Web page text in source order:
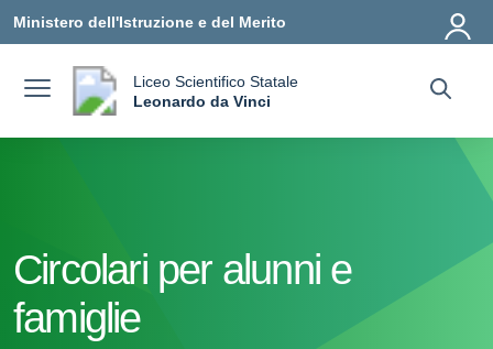
Ministero dell'Istruzione e del Merito
Liceo Scientifico Statale
Leonardo da Vinci
Circolari per alunni e
famiglie